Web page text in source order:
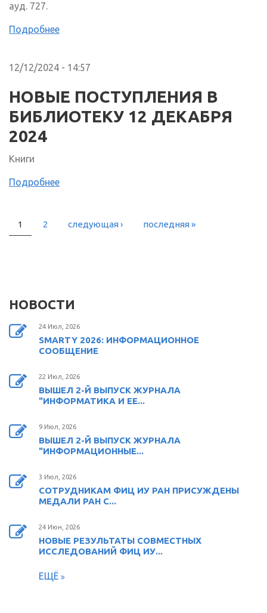
ауд. 727.
Подробнее
12/12/2024 - 14:57
НОВЫЕ ПОСТУПЛЕНИЯ В
БИБЛИОТЕКУ 12 ДЕКАБРЯ
2024
Книги
Подробнее
СТРАНИЦЫ
1 2 следующая › последняя »
НОВОСТИ
24 Июл, 2026
SMARTY 2026: ИНФОРМАЦИОННОЕ
СООБЩЕНИЕ
22 Июл, 2026
ВЫШЕЛ 2-Й ВЫПУСК ЖУРНАЛА
"ИНФОРМАТИКА И ЕЕ...
9 Июл, 2026
ВЫШЕЛ 2-Й ВЫПУСК ЖУРНАЛА
"ИНФОРМАЦИОННЫЕ...
3 Июл, 2026
СОТРУДНИКАМ ФИЦ ИУ РАН ПРИСУЖДЕНЫ
МЕДАЛИ РАН С...
24 Июн, 2026
НОВЫЕ РЕЗУЛЬТАТЫ СОВМЕСТНЫХ
ИССЛЕДОВАНИЙ ФИЦ ИУ...
ЕЩЁ